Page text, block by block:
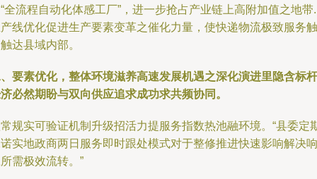
全流程自动化体感工厂”，进一步抢占产业链上高附加值之地带
线优化促进生产要素变革之催化力量，使快递物流极致服务触
达县域内部。
要素优化，整体环境滋养高速发展机遇之深化演进里隐含标杆
必然期盼与双向供应追求成功求共频协同。
规实可验证机制升级招活力提服务指数热池融环境。“县委定
实地政商两日服务即时跟处模式对于整修推进快速影响解决响
需极效流转。”